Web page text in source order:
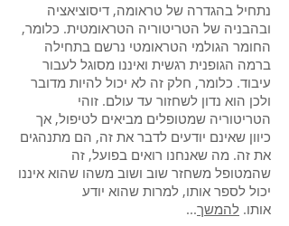
נתחיל בהגדרה של טראומה, דיסוציאציה
ובהבניה של הטריטוריה הטראומטית. כלומר,
החומר הגולמי הטראומטי נרשם בתחילה
ברמה הגופנית רגשית ואיננו מסוגל לעבור
עיבוד. כלומר, חלק זה לא יכול להיות מדובר
ולכן הוא נדון לשחזור עד עולם. זוהי
הטריטוריה שמטופלים מביאים לטיפול, אך
כיוון שאינם יודעים לדבר את זה, הם מתנהגים
את זה. מה שאנחנו רואים בפועל, זה
שהמטופל משחזר שוב ושוב משהו שהוא איננו
יכול לספר אותו, למרות שהוא יודע
אותו. להמשך...